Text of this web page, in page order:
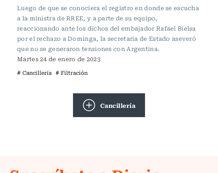
Luego de que se conociera el registro en donde se escucha
a la ministra de RREE, y a parte de su equipo,
reaccionando ante los dichos del embajador Rafael Bielsa
por el rechazo a Dominga, la secretaria de Estado aseveró
que no se generaron tensiones con Argentina.
Martes 24 de enero de 2023
# Cancillería # Filtración
Cancillería